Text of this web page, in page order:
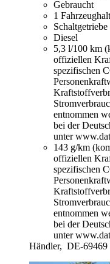
Gebraucht
1
Schaltgetriebe
Diesel
5,3 l/100 km
offiziellen
spezifischen
entnommen
bei der
unter
143 g/km
offiziellen
spezifischen
entnommen
bei der
unter
Händler, DE-69469